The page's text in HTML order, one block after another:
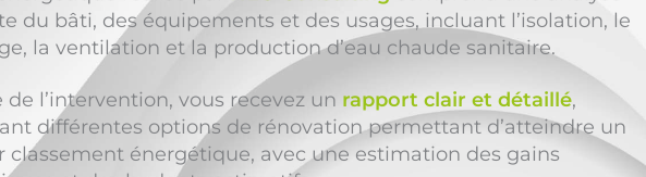
du bâti, des équipements et des usages, incluant l’isolation, le
la ventilation et la production d’eau chaude sanitaire.
de l’intervention, vous recevez un rapport clair et détaillé,
différentes options de rénovation permettant d’atteindre un
classement énergétique, avec une estimation des gains